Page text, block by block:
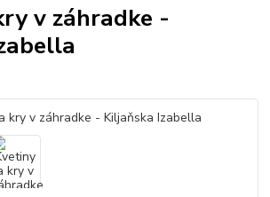
v záhradke -